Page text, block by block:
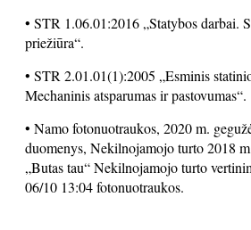
• STR 1.06.01:2016 „Statybos darbai.
priežiūra“.
• STR 2.01.01(1):2005 „Esminis
Mechaninis atsparumas ir pastovumas“.
• Namo fotonuotraukos, 2020 m.
duomenys, Nekilnojamojo turto 2018
„Butas tau“ Nekilnojamojo turto
06/10 13:04 fotonuotraukos.